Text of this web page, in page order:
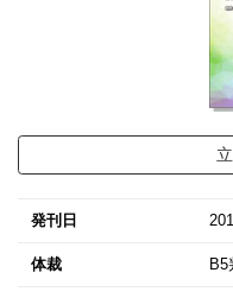
発刊日
体裁